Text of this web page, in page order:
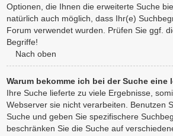
Optionen, die Ihnen die erweiterte Suche
natürlich auch möglich, dass Ihr(e)
Forum verwendet wurden. Prüfen Sie ggf.
Begriffe!
Nach oben
Warum bekomme ich bei der Suche eine
Ihre Suche lieferte zu viele Ergebnisse,
Webserver sie nicht verarbeiten. Benutzen
Suche und geben Sie spezifischere
beschränken Sie die Suche auf